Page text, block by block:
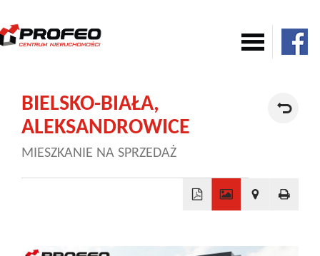
Komercja
BIELSKO-BIAŁA,
ALEKSANDROWICE
MIESZKANIE NA SPRZEDAŻ
−